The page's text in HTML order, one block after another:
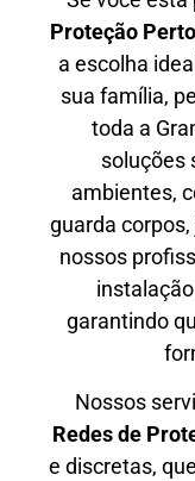
Proteção
a escolha
sua família,
toda a
soluções
ambientes,
guarda
nossos
garantindo
Nossos
Redes de
e discretas,